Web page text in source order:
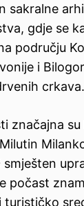
sakralne
gdje se
području
i
crkava.
značajna su
smješten
počast
turističko